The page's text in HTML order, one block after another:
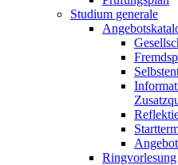
Studium generale
Ringvorlesung